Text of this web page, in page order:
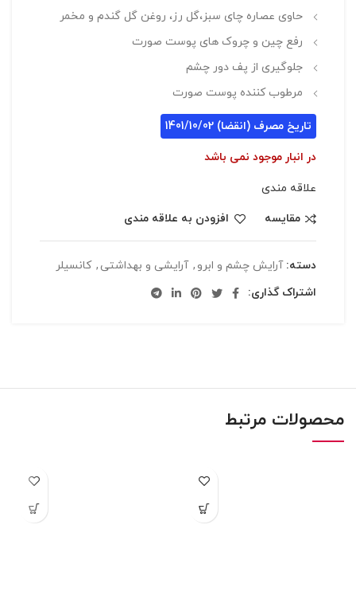
حاوی عصاره چای سبز،گل رز، روغن گل گندم و مخمر
رفع چین و چروک های پوست صورت
جلوگیری از پف دور چشم
مرطوب کننده پوست صورت
تاریخ مصرف (انقضا) 1401/10/02
در انبار موجود نمی باشد
علاقه مندی
مقایسه
افزودن به علاقه مندی
دسته: آرایش چشم و ابرو , آرایشی و بهداشتی , کانسیلر
اشتراک گذاری:
محصولات مرتبط